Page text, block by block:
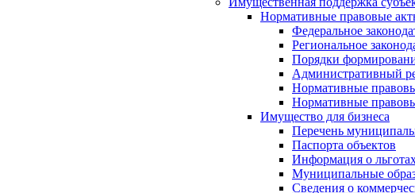
Нормативные правовые
Федеральное
Региональное
Порядки
Административный
Нормативные
Нормативные
Имущество для бизнеса
Перечень
Паспорта объектов
Информация о
Муниципальные
Сведения о